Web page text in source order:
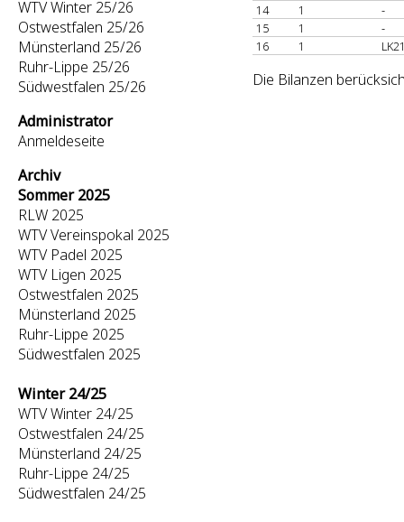
WTV Winter 25/26
Ostwestfalen 25/26
Münsterland 25/26
Ruhr-Lippe 25/26
Südwestfalen 25/26
Administrator
Anmeldeseite
Archiv
Sommer 2025
RLW 2025
WTV Vereinspokal 2025
WTV Padel 2025
WTV Ligen 2025
Ostwestfalen 2025
Münsterland 2025
Ruhr-Lippe 2025
Südwestfalen 2025
Winter 24/25
WTV Winter 24/25
Ostwestfalen 24/25
Münsterland 24/25
Ruhr-Lippe 24/25
Südwestfalen 24/25
14
1
-
15
1
-
16
1
Die Bilanzen